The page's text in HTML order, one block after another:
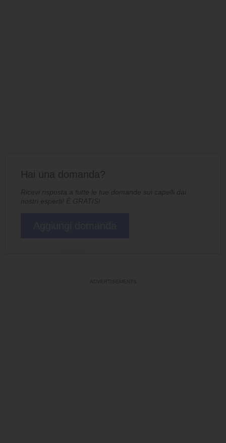
Hai una domanda?
Ricevi risposta a tutte le tue domande sui capelli dai
nostri esperti! È GRATIS!